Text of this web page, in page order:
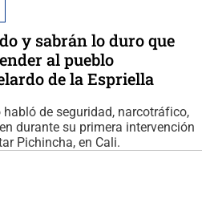
y sabrán lo duro que
al pueblo
de la Espriella
de seguridad, narcotráfico,
durante su primera intervención
Pichincha, en Cali.